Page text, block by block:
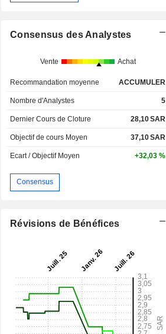
Consensus des Analystes
Vente Achat
Recommandation moyenne ACCUMULER
Nombre d'Analystes 5
Dernier Cours de Cloture 28,10SAR
Objectif de cours Moyen 37,10SAR
Ecart / Objectif Moyen +32,03 %
Consensus
Révisions de Bénéfices